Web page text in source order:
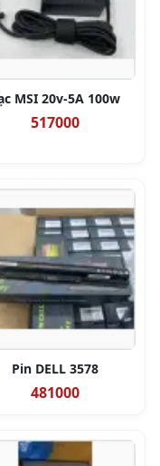
MSI 20v-5A 100w
517000
Pin DELL 3578
481000